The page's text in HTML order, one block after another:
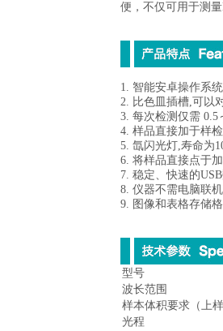
便，不仅可用于测
1. 智能安卓操作系
2. 比色皿插槽,可以
3. 每次检测仅需 0.5
4. 样品直接加于样
5. 氙闪光灯,寿命为
6. 将样品直接点于
7. 稳定、快速的
8. 仪器不需电脑联
9. 图像和表格存储
型号
波长范围
样本体积要求（上样
光程